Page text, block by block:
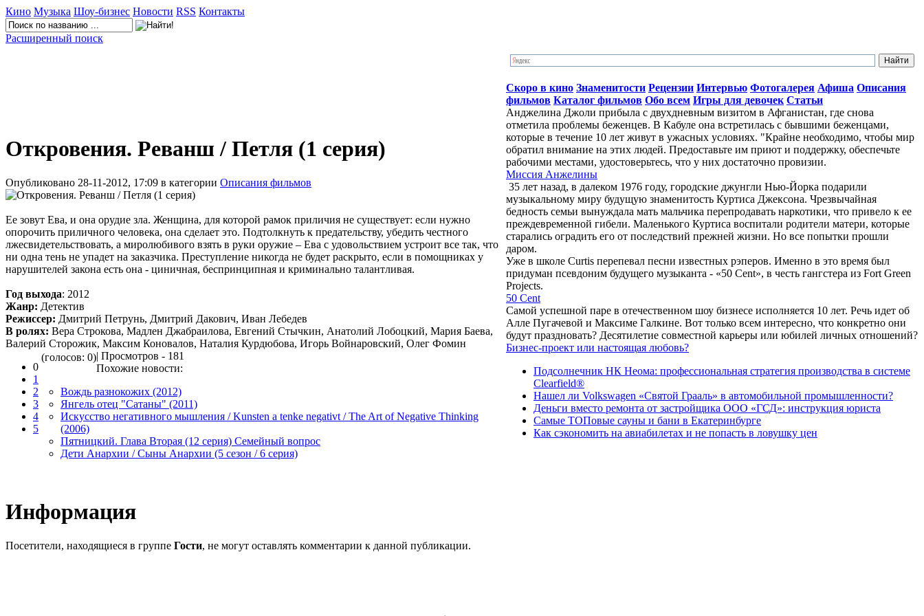
Кино Музыка Шоу-бизнес Новости RSS Контакты
Расширенный поиск
Откровения. Реванш / Петля (1 серия)
Опубликовано 28-11-2012, 17:09 в категории Описания фильмов
Ее зовут Ева, и она орудие зла. Женщина, для которой рамок приличия не существует: если нужно
опорочить приличного человека, она сделает это. Подтолкнуть к предательству, убедить честного
лжесвидетельствовать, а миролюбивого взять в руки оружие – Ева с удовольствием устроит все так, что
ни одна тень не упадет на заказчика. Преступление никогда не будет раскрыто, если в помощниках у
нарушителей закона есть она - циничная, беспринципная и криминально талантливая.
Год выхода: 2012
Жанр: Детектив
Режиссер: Дмитрий Петрунь, Дмитрий Дакович, Иван Лебедев
В ролях: Вера Строкова, Мадлен Джабраилова, Евгений Стычкин, Анатолий Лобоцкий, Мария Баева,
Валерий Сторожик, Максим Коновалов, Наталия Курдюбова, Игорь Войнаровский, Олег Фомин
0
1
2
3
4
5
(голосов: 0)| Просмотров - 181
Похожие новости:
Вождь разнокожих (2012)
Янгель отец "Сатаны" (2011)
Искусство негативного мышления / Kunsten a tenke negativt / The Art of Negative Thinking
(2006)
Пятницкий. Глава Вторая (12 серия) Семейный вопрос
Дети Анархии / Сыны Анархии (5 сезон / 6 серия)
Информация
Посетители, находящиеся в группе Гости, не могут оставлять комментарии к данной публикации.
Скоро в кино Знаменитости Рецензии Интервью Фотогалерея Афиша Описания
фильмов Каталог фильмов Обо всем Игры для девочек Статьи
Анджелина Джоли прибыла с двухдневным визитом в Афганистан, где снова
отметила проблемы беженцев. В Кабуле она встретилась с бывшими беженцами,
которые в течение 10 лет живут в ужасных условиях. "Крайне необходимо, чтобы мир
обратил внимание на этих людей. Предоставьте им приют и поддержку, обеспечьте
рабочими местами, удостоверьтесь, что у них достаточно провизии.
Миссия Анжелины
35 лет назад, в далеком 1976 году, городские джунгли Нью-Йорка подарили
музыкальному миру будущую знаменитость Куртиса Джексона. Чрезвычайная
бедность семьи вынуждала мать мальчика перепродавать наркотики, что привело к ее
преждевременной гибели. Маленького Куртиса воспитали родители матери, которые
старались оградить его от последствий прежней жизни. Но все попытки прошли
даром.
Уже в школе Curtis перепевал песни известных рэперов. Именно в это время был
придуман псевдоним будущего музыканта - «50 Cent», в честь гангстера из Fort Green
Projects.
50 Cent
Самой успешной паре в отечественном шоу бизнесе исполняется 10 лет. Речь идет об
Алле Пугачевой и Максиме Галкине. Вот только всем интересно, что конкретно они
будут праздновать? Десятилетие совместной карьеры или юбилей личных отношений?
Бизнес-проект или настоящая любовь?
Подсолнечник НК Неома: профессиональная стратегия производства в системе
Clearfield®
Нашел ли Volkswagen «Святой Грааль» в автомобильной промышленности?
Деньги вместо ремонта от застройщика ООО «ГСД»: инструкция юриста
Самые ТОПовые сауны и бани в Екатеринбурге
Как сэкономить на авиабилетах и не попасть в ловушку цен